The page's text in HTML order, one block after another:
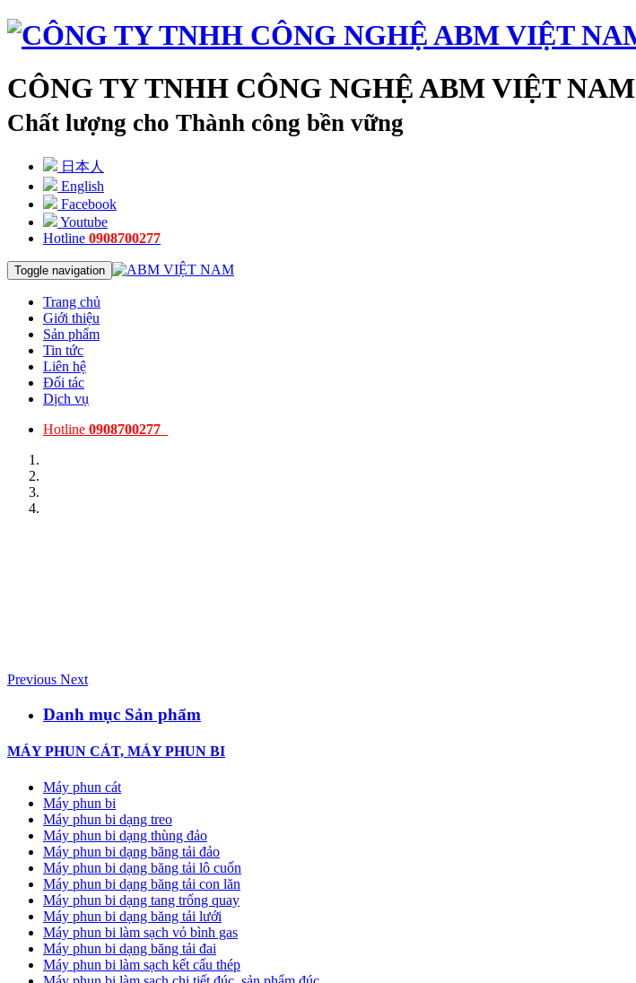
CÔNG TY TNHH CÔNG NGHỆ ABM VIỆT NAM
Chất lượng cho Thành công bền vững
日本人
English
Facebook
Youtube
Hotline 0908700277
Toggle navigation
Trang chủ
Giới thiệu
Sản phẩm
Tin tức
Liên hệ
Đối tác
Dịch vụ
Hotline 0908700277
Previous Next
Danh mục Sản phẩm
MÁY PHUN CÁT, MÁY PHUN BI
Máy phun cát
Máy phun bi
Máy phun bi dạng treo
Máy phun bi dạng thùng đảo
Máy phun bi dạng băng tải đảo
Máy phun bi dạng băng tải lô cuốn
Máy phun bi dạng băng tải con lăn
Máy phun bi dạng tang trống quay
Máy phun bi dạng băng tải lưới
Máy phun bi làm sạch vỏ bình gas
Máy phun bi dạng băng tải đai
Máy phun bi làm sạch kết cấu thép